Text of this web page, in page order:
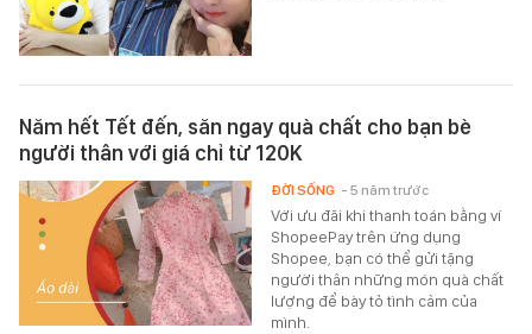
Năm hết Tết đến, săn ngay quà chất cho bạn bè
người thân với giá chỉ từ 120K
Với ưu đãi khi thanh toán bằng ví
ShopeePay trên ứng dụng
Shopee, bạn có thể gửi tặng
người thân những món quà chất
lượng để bày tỏ tình cảm của
mình.
ĐỜI SỐNG - 5 năm trước